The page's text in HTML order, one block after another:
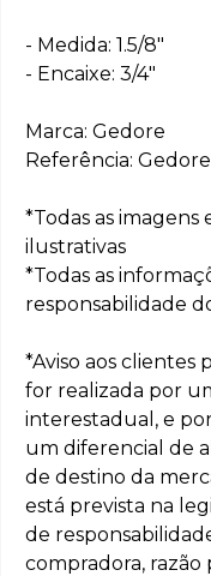
- Medida: 1.5/8"
- Encaixe: 3/4"
Marca: Gedore
Referência: Gedore
*Todas as imagens
ilustrativas
*Todas as
responsabilidade
*Aviso aos clientes
for realizada por
interestadual, e
um diferencial de
de destino da
está prevista na
de
compradora,